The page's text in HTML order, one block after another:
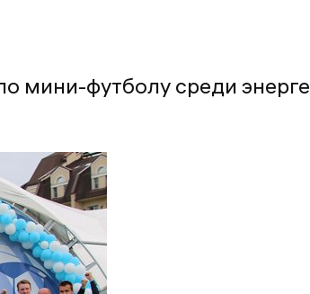
мини-футболу среди